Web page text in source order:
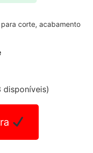
corte, acabamento
disponíveis)